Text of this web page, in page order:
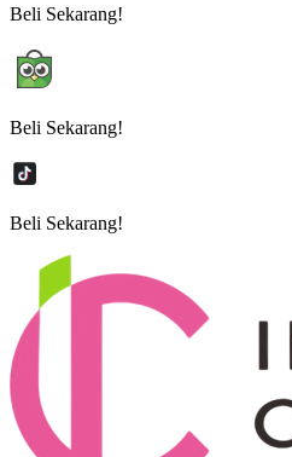
Beli Sekarang!
Beli Sekarang!
Beli Sekarang!